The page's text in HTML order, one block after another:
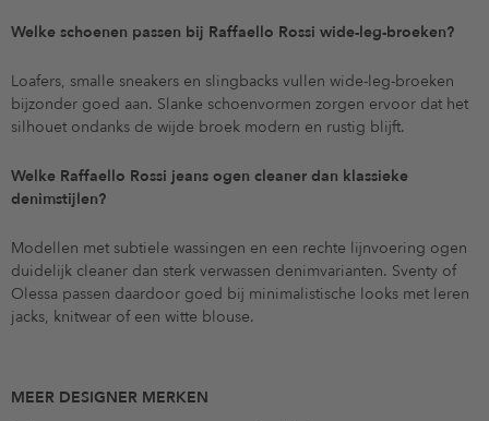
Welke schoenen passen bij Raffaello Rossi wide-leg-broeken?
Loafers, smalle sneakers en slingbacks vullen wide-leg-broeken
bijzonder goed aan. Slanke schoenvormen zorgen ervoor dat het
silhouet ondanks de wijde broek modern en rustig blijft.
Welke Raffaello Rossi jeans ogen cleaner dan klassieke
denimstijlen?
Modellen met subtiele wassingen en een rechte lijnvoering ogen
duidelijk cleaner dan sterk verwassen denimvarianten. Sventy of
Olessa passen daardoor goed bij minimalistische looks met leren
jacks, knitwear of een witte blouse.
MEER DESIGNER MERKEN